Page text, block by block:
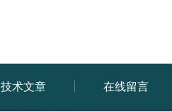
技术文章 在线留言